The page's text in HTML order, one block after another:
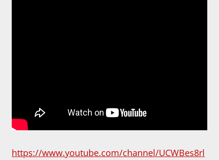
https://www.youtube.com/channel/UCWBes8rl